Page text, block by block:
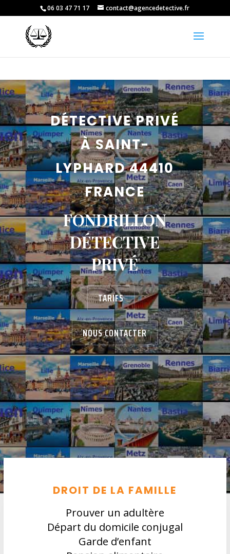
06 03 47 71 17 contact@agencedetective.fr
DÉTECTIVE PRIVÉ
À SAINT-
LYPHARD 44410
FRANCE
FONDRILLON
DÉTECTIVE
PRIVÉ
TARIFS
NOUS CONTACTER
DROIT DE LA FAMILLE
Prouver un adultère
Départ du domicile conjugal
Garde d’enfant